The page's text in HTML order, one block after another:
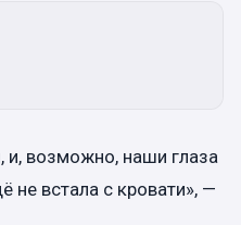
и, возможно, наши глаза
не встала с кровати», —